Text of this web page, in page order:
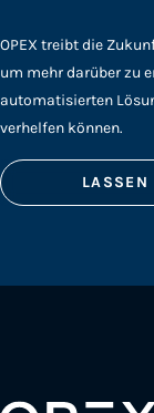
OPEX treibt die
um mehr darüber zu
automatisierten
verhelfen können.